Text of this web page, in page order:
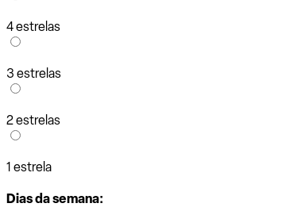
4 estrelas
3 estrelas
2 estrelas
1 estrela
Dias da semana: